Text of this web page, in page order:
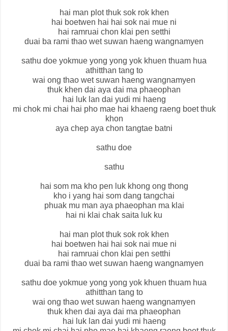
hai man plot thuk sok rok khen
hai boetwen hai hai sok nai mue ni
hai ramruai chon klai pen setthi
duai ba rami thao wet suwan haeng wangnamyen
sathu doe yokmue yong yong yok khuen thuam hua
athitthan tang to
wai ong thao wet suwan haeng wangnamyen
thuk khen dai aya dai ma phaeophan
hai luk lan dai yudi mi haeng
mi chok mi chai hai pho mae hai khaeng raeng boet thuk
khon
aya chep aya chon tangtae batni
sathu doe
sathu
hai som ma kho pen luk khong ong thong
kho i yang hai som dang tangchai
phuak mu man aya phaeophan ma klai
hai ni klai chak saita luk ku
hai man plot thuk sok rok khen
hai boetwen hai hai sok nai mue ni
hai ramruai chon klai pen setthi
duai ba rami thao wet suwan haeng wangnamyen
sathu doe yokmue yong yong yok khuen thuam hua
athitthan tang to
wai ong thao wet suwan haeng wangnamyen
thuk khen dai aya dai ma phaeophan
hai luk lan dai yudi mi haeng